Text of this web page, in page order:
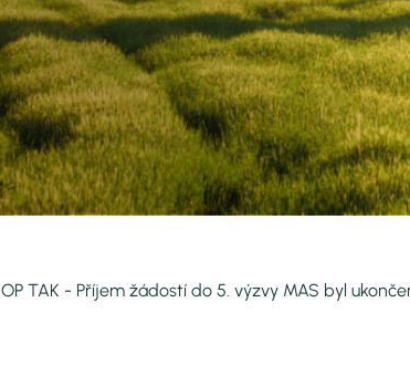
20 let MAS
OP TAK - Příjem žádostí do 5. výzvy MAS byl